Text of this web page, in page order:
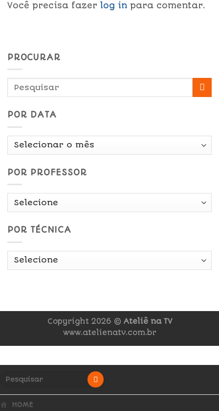
Você precisa fazer log in para comentar.
PROCURAR
POR DATA
Por
POR PROFESSOR
POR TÉCNICA
Copyright 2026 © Ateliê na TV
www.atelienatv.com.br
HOME